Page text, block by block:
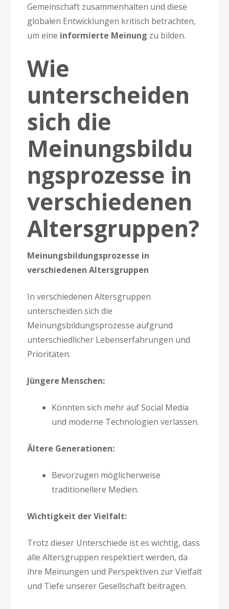
Gemeinschaft zusammenhalten und diese
globalen Entwicklungen kritisch betrachten,
um eine informierte Meinung zu bilden.
Wie
unterscheiden
sich die
Meinungsbildu
ngsprozesse in
verschiedenen
Altersgruppen?
Meinungsbildungsprozesse in
verschiedenen Altersgruppen
In verschiedenen Altersgruppen
unterscheiden sich die
Meinungsbildungsprozesse aufgrund
unterschiedlicher Lebenserfahrungen und
Prioritäten.
Jüngere Menschen:
Könnten sich mehr auf Social Media
und moderne Technologien verlassen.
Ältere Generationen:
Bevorzugen möglicherweise
traditionellere Medien.
Wichtigkeit der Vielfalt:
Trotz dieser Unterschiede ist es wichtig, dass
alle Altersgruppen respektiert werden, da
ihre Meinungen und Perspektiven zur Vielfalt
und Tiefe unserer Gesellschaft beitragen.